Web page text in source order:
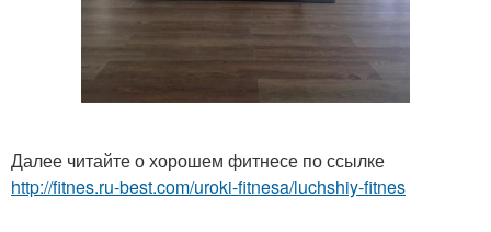
Далее читайте о хорошем фитнесе по ссылке
http://fitnes.ru-best.com/uroki-fitnesa/luchshiy-fitnes